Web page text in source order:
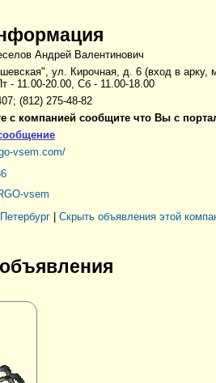
Андрей Валентинович
ул. Кирочная, д. 6 (вход в арку,
- 11.00-20.00, Сб - 11.00-18.00
(812) 275-48-82
с компанией сообщите что Вы с
vsem.com/
vsem
Скрыть объявления этой